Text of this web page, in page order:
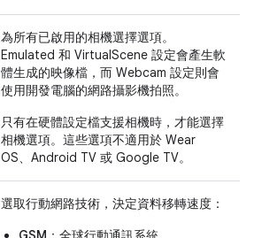
為所有已啟用的相機選擇選項。
Emulated 和 VirtualScene 設定會產生軟
體生成的映像檔，而 Webcam 設定則會
使用開發電腦的網路攝影機拍照。
只有在硬體設定檔支援相機時，才能選擇
相機選項。這些選項不適用於 Wear
OS、Android TV 或 Google TV。
選取行動網路技術，決定資料移轉速度：